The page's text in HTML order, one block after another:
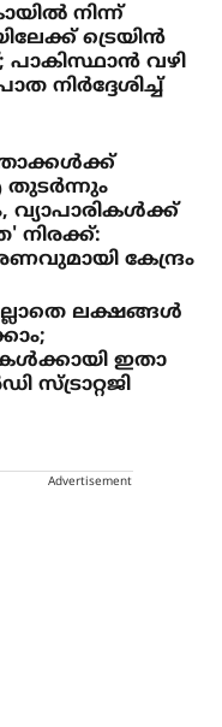
നിന്ന്
ട്രെയിന്‍
വഴി
നിര്‍ദ്ദേശിച്ച്
വ്യാപാരികള്‍ക്ക്
നിരക്ക്:
കേന്ദ്രം
ലക്ഷങ്ങള്‍
ഇതാ
സ്ട്രാറ്റജി
Advertisement